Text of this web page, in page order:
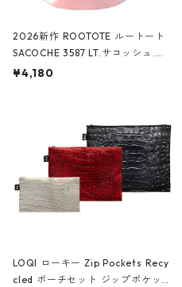
2026新作 ROOTOTE ルートート
SACOCHE 3587 LT.サコッシュ.ル
ミエ-B ショルダーバッグ グロスピ
¥4,180
LOQI ローキー Zip Pockets Recy
cled ポーチセット ジップポケット